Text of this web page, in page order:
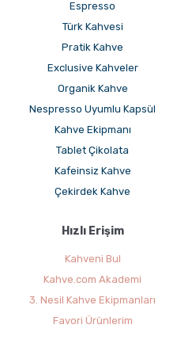
Espresso makineleriyle yüksek
Kapsül, çekirdek ve öğütülmüş
Ev ve profesyonel kullanım için
Özellikle espresso bazlı kahvelerde
yoğunluk konusunda başarılı
kültürünü ev ortamına taşımak
tercih edilir.
Popüler Caffè
Çeşitleri
kahve ekipmanları ve kapsül
Arabica Çekirdek Kahve
Daha yumuşak içim ve aromatik
tercih edilir. Meyvemsi ve hafif
Espresso
Türk Kahvesi
Pratik Kahve
Exclusive Kahveler
Organik Kahve
Nespresso Uyumlu Kapsül
Kahve Ekipmanı
Tablet Çikolata
Kafeinsiz Kahve
Çekirdek Kahve
Hızlı Erişim
Kahveni Bul
Kahve.com Akademi
3. Nesil Kahve Ekipmanları
Favori Ürünlerim